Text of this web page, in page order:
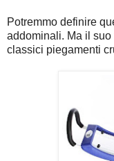
Potremmo definire
addominali. Ma il
classici piegamenti